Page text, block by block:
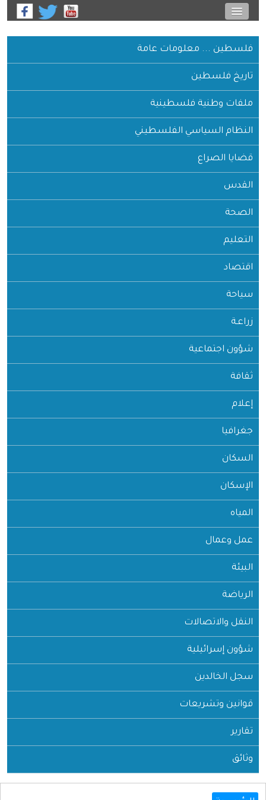
فلسطين ... معلومات عامة
تاريخ فلسطين
ملفات وطنية فلسطينية
النظام السياسي الفلسطيني
قضايا الصراع
القدس
الصحة
التعليم
اقتصاد
سياحة
زراعـة
شؤون اجتماعية
ثقافة
إعلام
جغرافيا
السكان
الإسكان
المياه
عمل وعمال
البيئة
الرياضة
النقل والاتصالات
شؤون إسرائيلية
سجل الخالدين
قوانين وتشريعات
تقارير
وثائق